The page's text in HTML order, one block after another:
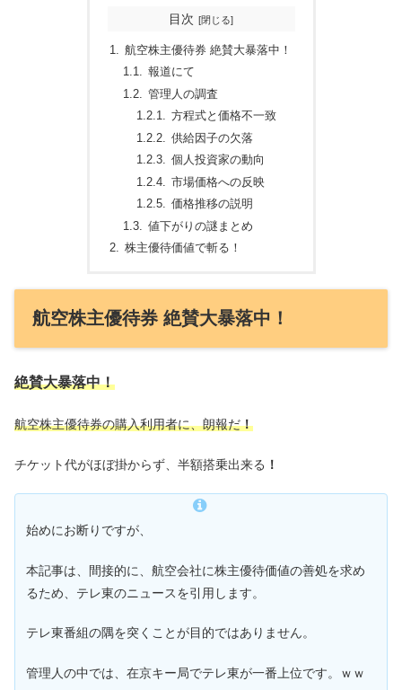
目次
航空株主優待券 絶賛大暴落中！
報道にて
管理人の調査
方程式と価格不一致
供給因子の欠落
個人投資家の動向
市場価格への反映
価格推移の説明
値下がりの謎まとめ
株主優待価値で斬る！
航空株主優待券 絶賛大暴落中！
絶賛大暴落中！
航空株主優待券の購入利用者に、朗報だ！
チケット代がほぼ掛からず、半額搭乗出来る ！
始めにお断りですが、
本記事は、間接的に、航空会社に株主優待価値の善処を求め
るため、テレ東のニュースを引用します。
テレ東番組の隅を突くことが目的ではありません。
管理人の中では、在京キー局でテレ東が一番上位です。ｗｗ